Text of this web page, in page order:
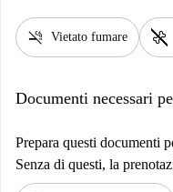
smoke_free Vietato fumare pet_supplies
Documenti necessari
Prepara questi documenti
Senza di questi, la